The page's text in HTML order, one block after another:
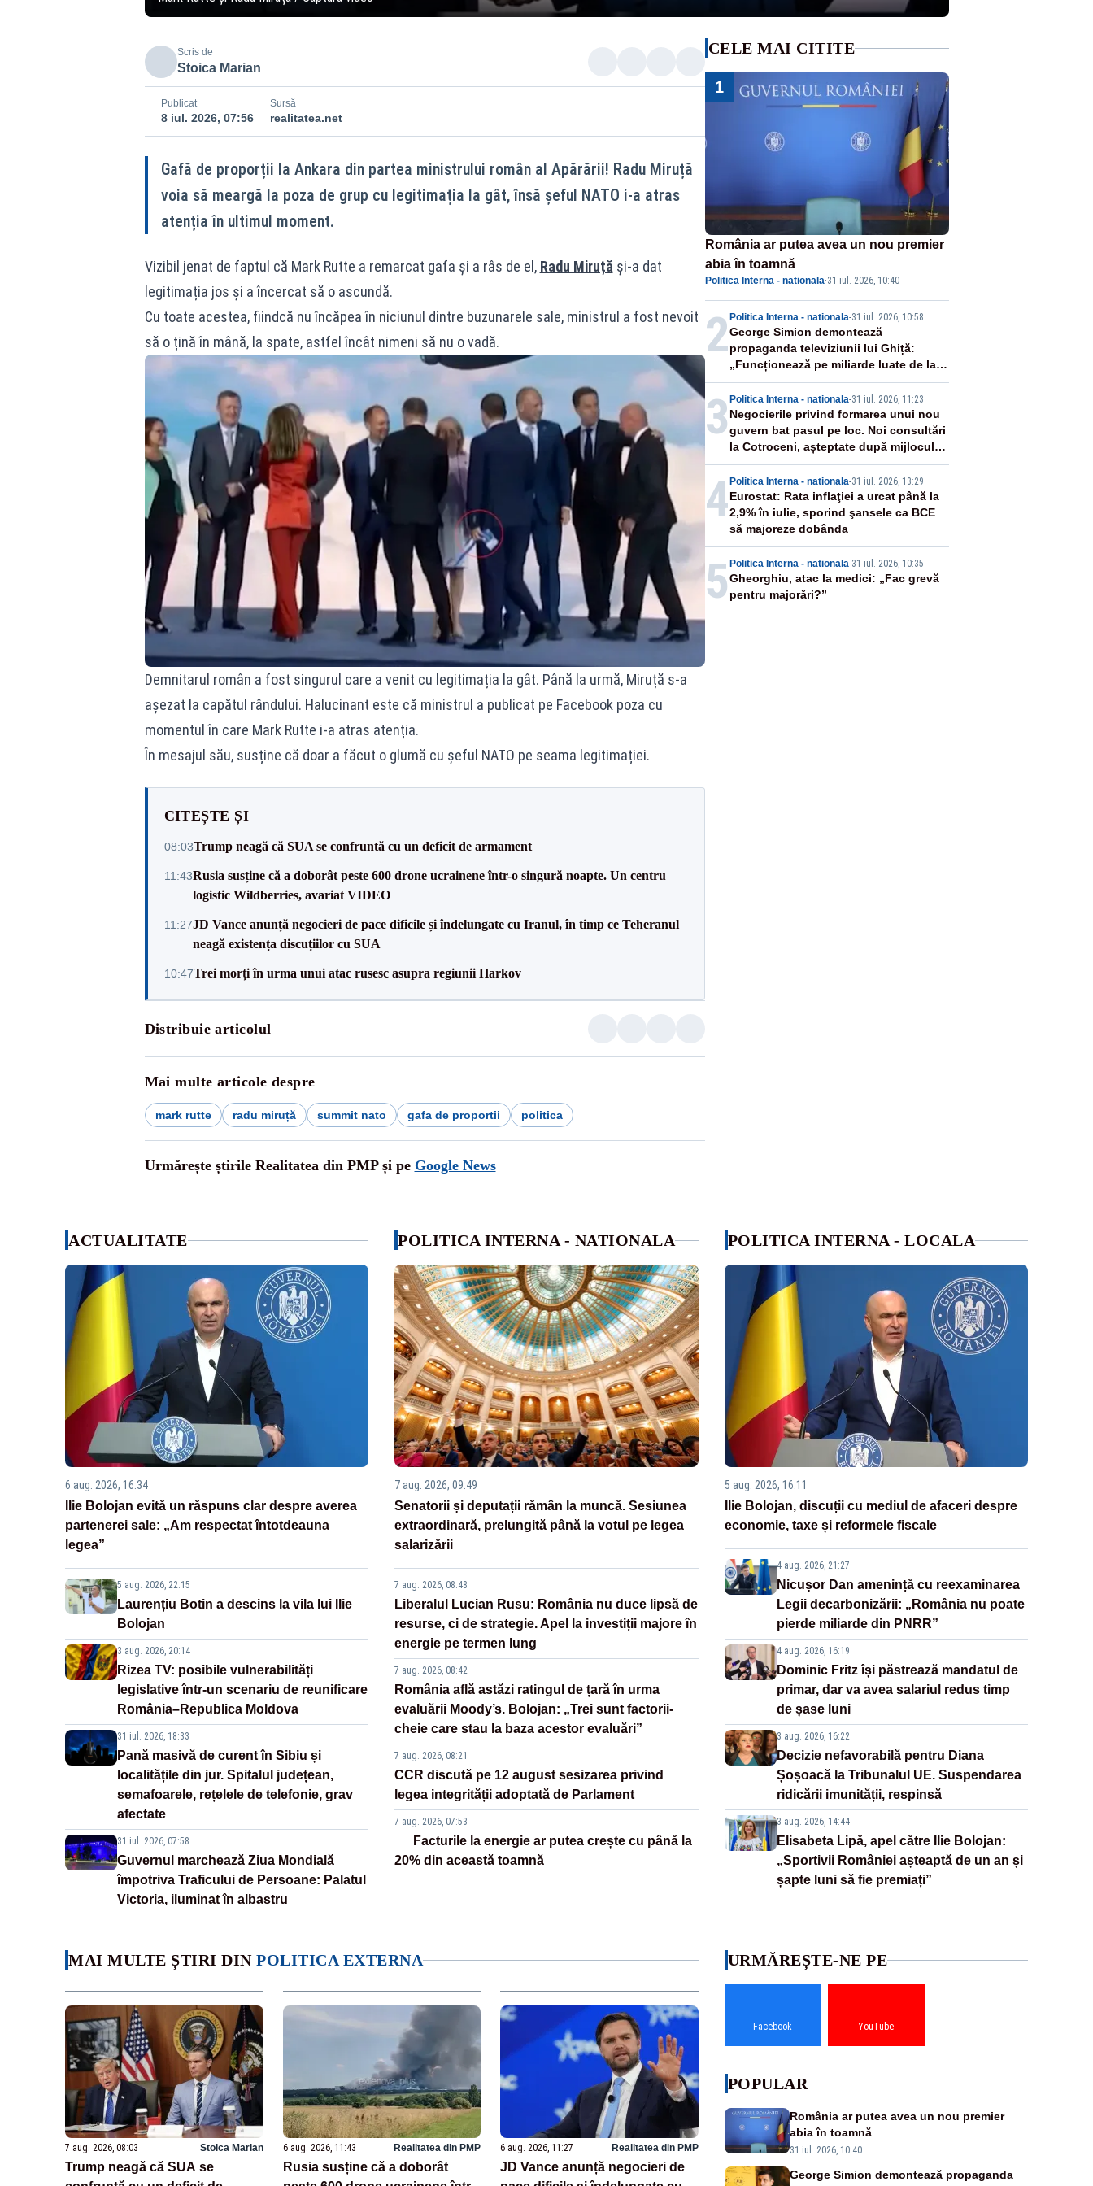
Scris de
Stoica Marian
Publicat
8 iul. 2026, 07:56
Sursă
realitatea.net
Gafă de proporții la Ankara din partea ministrului român al Apărării! Radu Miruță
voia să meargă la poza de grup cu legitimația la gât, însă șeful NATO i-a atras
atenția în ultimul moment.
Vizibil jenat de faptul că Mark Rutte a remarcat gafa și a râs de el, Radu Miruțăși-a dat
legitimația jos și a încercat să o ascundă.
Cu toate acestea, fiindcă nu încăpea în niciunul dintre buzunarele sale, ministrul a fost nevoit
să o țină în mână, la spate, astfel încât nimeni să nu o vadă.
Demnitarul român a fost singurul care a venit cu legitimația la gât. Până la urmă, Miruță s-a
așezat la capătul rândului. Halucinant este că ministrul a publicat pe Facebook poza cu
momentul în care Mark Rutte i-a atras atenția.
În mesajul său, susține că doar a făcut o glumă cu șeful NATO pe seama legitimației.
CITEȘTE ȘI
08:03Trump neagă că SUA se confruntă cu un deficit de armament
11:43Rusia susține că a doborât peste 600 drone ucrainene într-o singură noapte. Un centru
logistic Wildberries, avariat VIDEO
11:27JD Vance anunță negocieri de pace dificile și îndelungate cu Iranul, în timp ce Teheranul
neagă existența discuțiilor cu SUA
10:47Trei morți în urma unui atac rusesc asupra regiunii Harkov
Distribuie articolul
Mai multe articole despre
mark rutte radu miruță summit nato gafa de proportii politica
Urmărește știrile Realitatea din PMP și pe Google News
CELE MAI CITITE
1
România ar putea avea un nou premier
abia în toamnă
Politica Interna - nationala·31 iul. 2026, 10:40
2 Politica Interna - nationala-31 iul. 2026, 10:58
George Simion demontează
propaganda televiziunii lui Ghiță:
„Funcționează pe miliarde luate de la
români”
3 Politica Interna - nationala-31 iul. 2026, 11:23
Negocierile privind formarea unui nou
guvern bat pasul pe loc. Noi consultări
la Cotroceni, așteptate după mijlocul
lunii august -SURSE
4 Politica Interna - nationala-31 iul. 2026, 13:29
Eurostat: Rata inflaţiei a urcat până la
2,9% în iulie, sporind şansele ca BCE
să majoreze dobânda
5 Politica Interna - nationala-31 iul. 2026, 10:35
Gheorghiu, atac la medici: „Fac grevă
pentru majorări?”
ACTUALITATE
6 aug. 2026, 16:34
Ilie Bolojan evită un răspuns clar despre averea
partenerei sale: „Am respectat întotdeauna
legea”
5 aug. 2026, 22:15
Laurențiu Botin a descins la vila lui Ilie
Bolojan
3 aug. 2026, 20:14
Rizea TV: posibile vulnerabilități
legislative într-un scenariu de reunificare
România–Republica Moldova
31 iul. 2026, 18:33
Pană masivă de curent în Sibiu și
localitățile din jur. Spitalul județean,
semafoarele, rețelele de telefonie, grav
afectate
31 iul. 2026, 07:58
Guvernul marchează Ziua Mondială
împotriva Traficului de Persoane: Palatul
Victoria, iluminat în albastru
POLITICA INTERNA - NATIONALA
7 aug. 2026, 09:49
Senatorii și deputații rămân la muncă. Sesiunea
extraordinară, prelungită până la votul pe legea
salarizării
7 aug. 2026, 08:48
Liberalul Lucian Rusu: România nu duce lipsă de
resurse, ci de strategie. Apel la investiții majore în
energie pe termen lung
7 aug. 2026, 08:42
România află astăzi ratingul de țară în urma
evaluării Moody’s. Bolojan: „Trei sunt factorii-
cheie care stau la baza acestor evaluări”
7 aug. 2026, 08:21
CCR discută pe 12 august sesizarea privind
legea integrității adoptată de Parlament
7 aug. 2026, 07:53
Facturile la energie ar putea crește cu până la
20% din această toamnă
POLITICA INTERNA - LOCALA
5 aug. 2026, 16:11
Ilie Bolojan, discuții cu mediul de afaceri despre
economie, taxe și reformele fiscale
4 aug. 2026, 21:27
Nicușor Dan amenință cu reexaminarea
Legii decarbonizării: „România nu poate
pierde miliarde din PNRR”
4 aug. 2026, 16:19
Dominic Fritz își păstrează mandatul de
primar, dar va avea salariul redus timp
de șase luni
3 aug. 2026, 16:22
Decizie nefavorabilă pentru Diana
Șoșoacă la Tribunalul UE. Suspendarea
ridicării imunității, respinsă
3 aug. 2026, 14:44
Elisabeta Lipă, apel către Ilie Bolojan:
„Sportivii României așteaptă de un an și
șapte luni să fie premiați”
MAI MULTE ȘTIRI DIN POLITICA EXTERNA
7 aug. 2026, 08:03 Stoica Marian
Trump neagă că SUA se
6 aug. 2026, 11:43 Realitatea din PMP
Rusia susține că a doborât
6 aug. 2026, 11:27 Realitatea din PMP
JD Vance anunță negocieri de
URMĂREȘTE-NE PE
Facebook YouTube
POPULAR
România ar putea avea un nou premier
abia în toamnă
31 iul. 2026, 10:40
George Simion demontează propaganda